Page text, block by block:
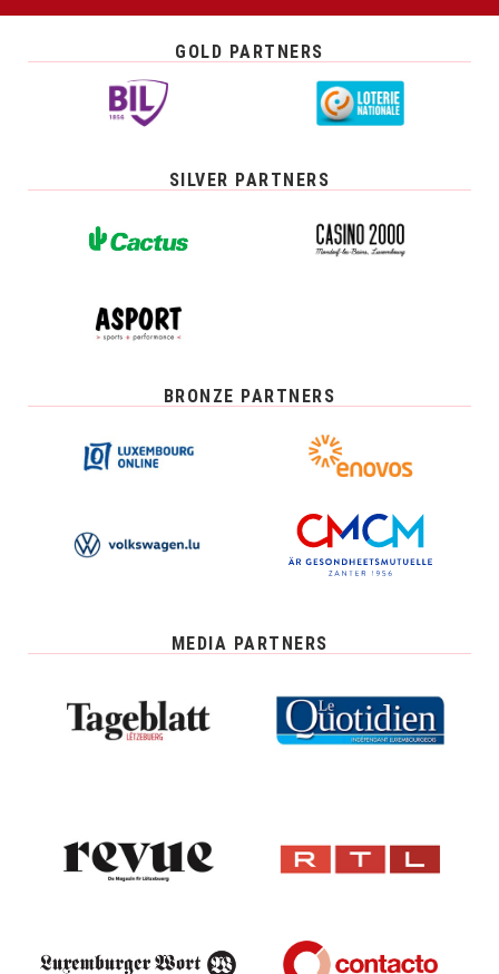
GOLD PARTNERS
SILVER PARTNERS
BRONZE PARTNERS
MEDIA PARTNERS